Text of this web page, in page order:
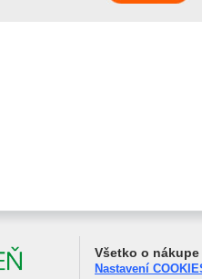
Všetko o nákupe
Nastavení